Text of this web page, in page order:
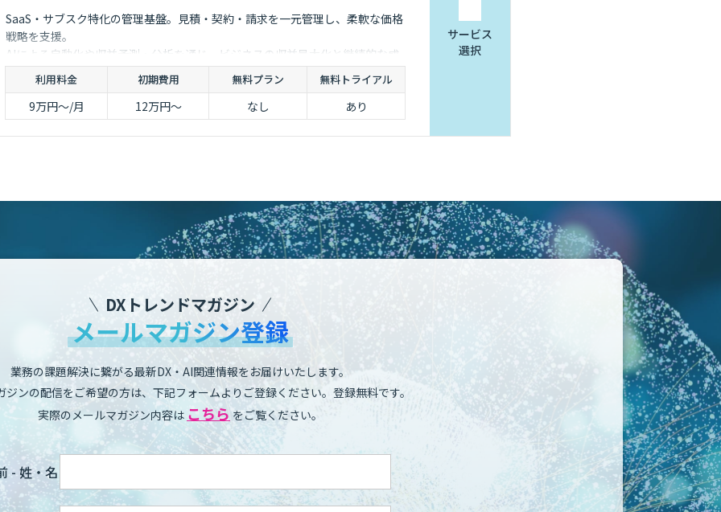
SaaS・サブスク特化の管理基盤。見積・契約・請求を一元管理し、柔軟な価格
戦略を支援。
AIによる自動化や収益予測・分析を通じ、ビジネスの収益最大化と継続的な成
長を強力に後押しします。
利用料金 初期費用 無料プラン 無料トライアル
9万円〜/月 12万円〜 なし あり
サービス
選択
DXトレンドマガジン
メールマガジン登録
業務の課題解決に繋がる最新DX・AI関連情報をお届けいたします。
ジンの配信をご希望の方は、下記フォームよりご登録ください。登録無料です。
実際のメールマガジン内容は こちら をご覧ください。
- 姓・名